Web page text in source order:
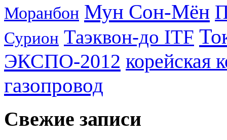
Моранбон Мун Сон-Мён
Сурион Таэквон-до ITF
ЭКСПО-2012 корейская
газопровод
Свежие записи